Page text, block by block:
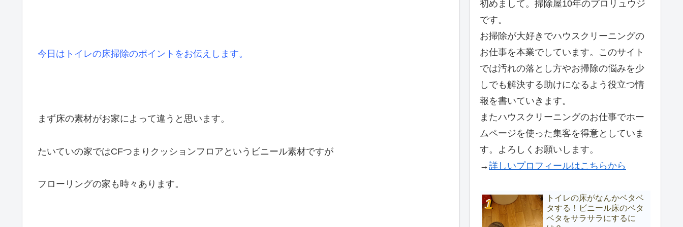
今日はトイレの床掃除のポイントをお伝えします。
まず床の素材がお家によって違うと思います。
たいていの家ではCFつまりクッションフロアというビニール素材ですが
フローリングの家も時々あります。
初めまして。掃除屋10年のプロリュウジ
です。
お掃除が大好きでハウスクリーニングの
お仕事を本業でしています。このサイト
では汚れの落とし方やお掃除の悩みを少
しでも解決する助けになるよう役立つ情
報を書いていきます。
またハウスクリーニングのお仕事でホー
ムページを使った集客を得意としていま
す。よろしくお願いします。
→詳しいプロフィールはこちらから
トイレの床がなんかベタベ
タする！ビニール床のベタ
ベタをサラサラにするに